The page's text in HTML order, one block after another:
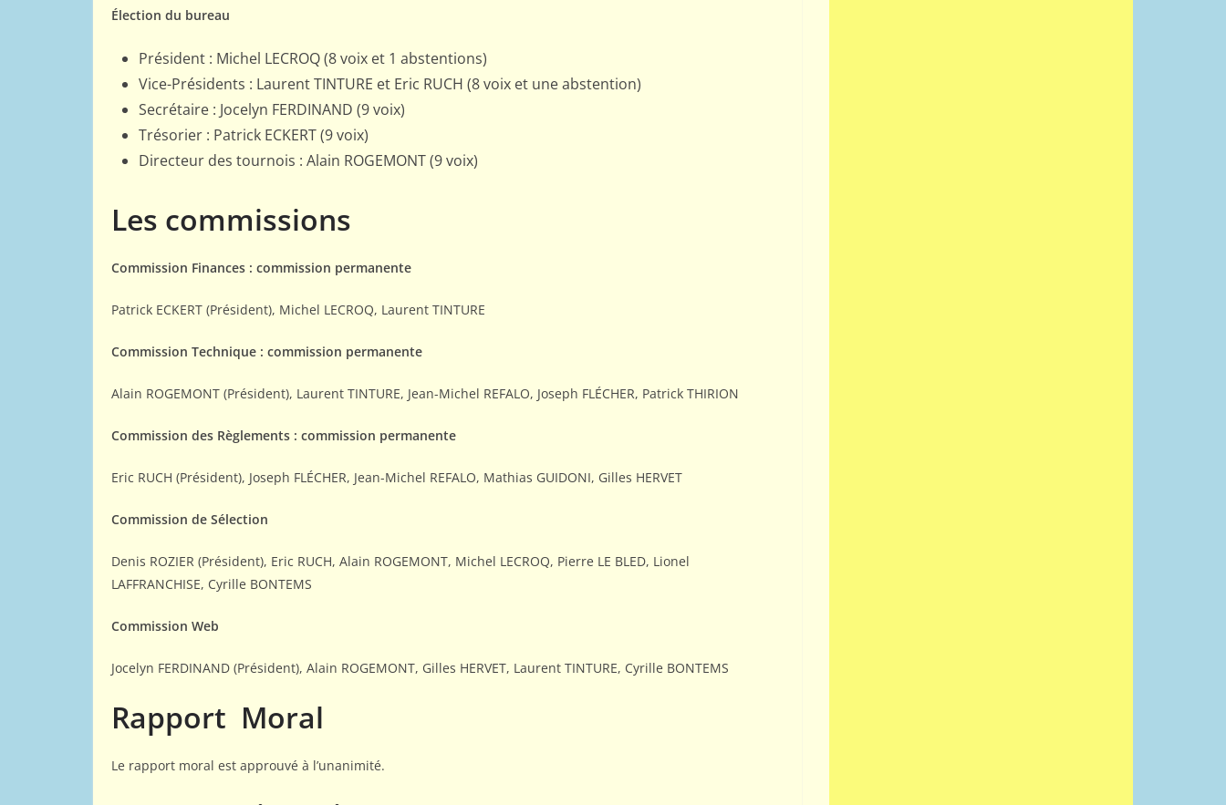
Élection du bureau
Président : Michel LECROQ (8 voix et 1 abstentions)
Vice-Présidents : Laurent TINTURE et Eric RUCH (8 voix et une abstention)
Secrétaire : Jocelyn FERDINAND (9 voix)
Trésorier : Patrick ECKERT (9 voix)
Directeur des tournois : Alain ROGEMONT (9 voix)
Les commissions
Commission Finances : commission permanente
Patrick ECKERT (Président), Michel LECROQ, Laurent TINTURE
Commission Technique : commission permanente
Alain ROGEMONT (Président), Laurent TINTURE, Jean-Michel REFALO, Joseph FLÉCHER, Patrick THIRION
Commission des Règlements : commission permanente
Eric RUCH (Président), Joseph FLÉCHER, Jean-Michel REFALO, Mathias GUIDONI, Gilles HERVET
Commission de Sélection
Denis ROZIER (Président), Eric RUCH, Alain ROGEMONT, Michel LECROQ, Pierre LE BLED, Lionel
LAFFRANCHISE, Cyrille BONTEMS
Commission Web
Jocelyn FERDINAND (Président), Alain ROGEMONT, Gilles HERVET, Laurent TINTURE, Cyrille BONTEMS
Rapport Moral
Le rapport moral est approuvé à l’unanimité.